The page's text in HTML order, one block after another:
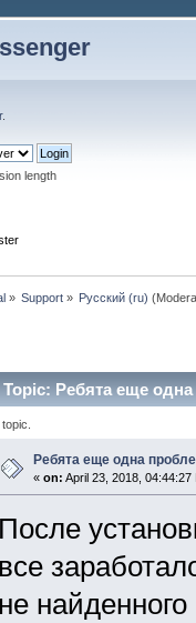
.
length
» Support» Русский (ru)
Topic: Ребята еще
Ребята еще одна
« on: April 23, 2018, 04:44:27
После
все
не